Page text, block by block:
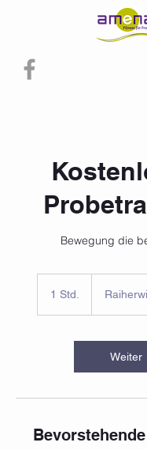
Bewegung die
1 Std.
d
Weiter